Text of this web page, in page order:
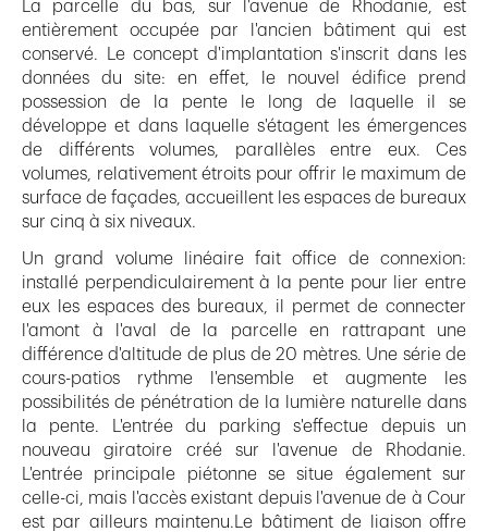
La parcelle du bas, sur l'avenue de Rhodanie, est
entièrement occupée par l'ancien bâtiment qui est
conservé. Le concept d'implantation s'inscrit dans les
données du site: en effet, le nouvel édifice prend
possession de la pente le long de laquelle il se
développe et dans laquelle s'étagent les émergences
de différents volumes, parallèles entre eux. Ces
volumes, relativement étroits pour offrir le maximum de
surface de façades, accueillent les espaces de bureaux
sur cinq à six niveaux.
Un grand volume linéaire fait office de connexion:
installé perpendiculairement à la pente pour lier entre
eux les espaces des bureaux, il permet de connecter
l'amont à l'aval de la parcelle en rattrapant une
différence d'altitude de plus de 20 mètres. Une série de
cours-patios rythme l'ensemble et augmente les
possibilités de pénétration de la lumière naturelle dans
la pente. L'entrée du parking s'effectue depuis un
nouveau giratoire créé sur l'avenue de Rhodanie.
L'entrée principale piétonne se situe également sur
celle-ci, mais l'accès existant depuis l'avenue de à Cour
est par ailleurs maintenu.Le bâtiment de liaison offre